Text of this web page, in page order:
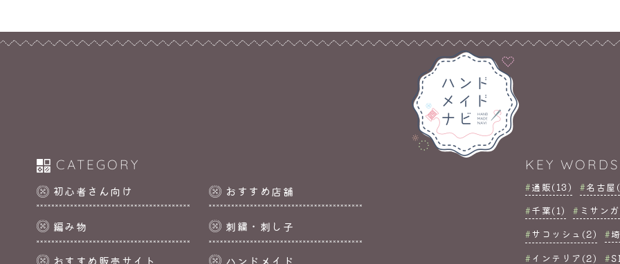
CATEGORY
初心者さん向け おすすめ店舗
編み物 刺繍・刺し子
おすすめ販売サイト ハンドメイド
KEY WORDS
通販(13) 名古屋
千葉(1)
ミサン
サコッシュ(2)
インテリア(2)